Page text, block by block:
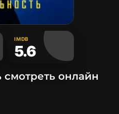
IMDB
5.6
смотреть онлайн